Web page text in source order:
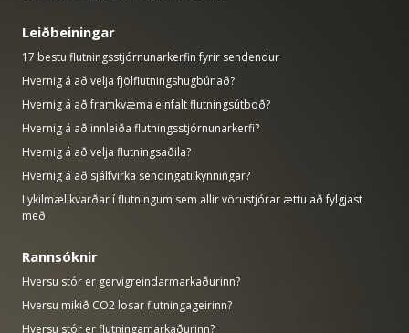
Leiðbeiningar
17 bestu flutningsstjórnunarkerfin fyrir sendendur
Hvernig á að velja fjölflutningshugbúnað?
Hvernig á að framkvæma einfalt flutningsútboð?
Hvernig á að innleiða flutningsstjórnunarkerfi?
Hvernig á að velja flutningsaðila?
Hvernig á að sjálfvirka sendingatilkynningar?
Lykilmælikvarðar í flutningum sem allir vörustjórar ættu að fylgjast
með
Rannsóknir
Hversu stór er gervigreindarmarkaðurinn?
Hversu mikið CO2 losar flutningageirinn?
Hversu stór er flutningamarkaðurinn?